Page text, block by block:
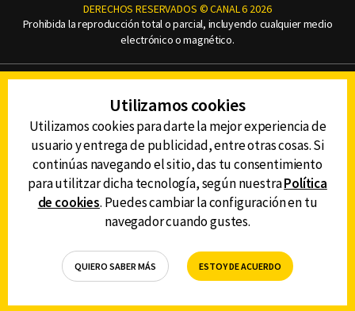
DERECHOS RESERVADOS © CANAL 6 2026
Prohibida la reproducción total o parcial, incluyendo cualquier medio
electrónico o magnético.
AVISO DE PRIVACIDAD
AVISO LEGAL
DEFENSORÍA DE LAS AUDIENCIAS
DESCARGA LA APP DE CANAL 6
Utilizamos cookies
Utilizamos cookies para darte la mejor experiencia de
usuario y entrega de publicidad, entre otras cosas. Si
continúas navegando el sitio, das tu consentimiento
para utilitzar dicha tecnología, según nuestraPolítica
de cookies. Puedes cambiar la configuración en tu
navegador cuando gustes.
QUIERO SABER MÁS ESTOY DE ACUERDO